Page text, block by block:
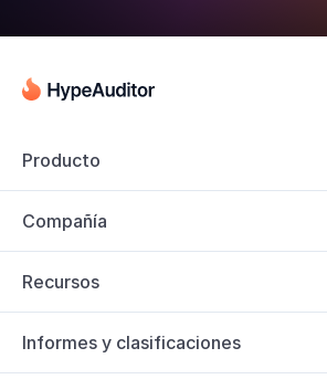
Producto
Compañía
Recursos
Informes y clasificaciones